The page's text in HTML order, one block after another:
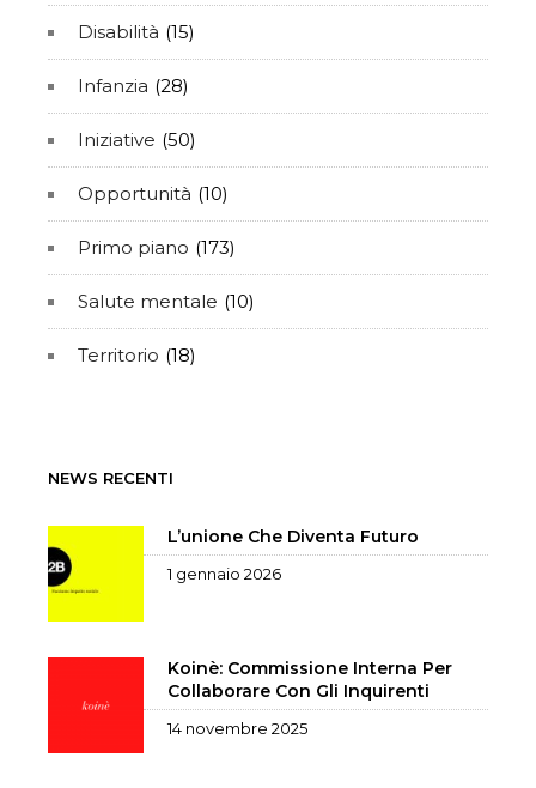
Disabilità (15)
Infanzia (28)
Iniziative (50)
Opportunità (10)
Primo piano (173)
Salute mentale (10)
Territorio (18)
NEWS RECENTI
L’unione Che Diventa Futuro
1 gennaio 2026
Koinè: Commissione Interna Per
Collaborare Con Gli Inquirenti
14 novembre 2025